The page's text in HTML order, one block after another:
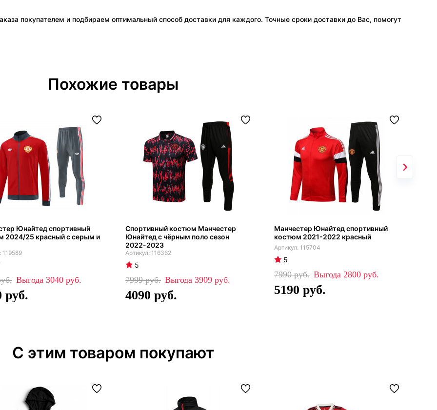
покупателем и подбираем оптимальный способ доставки для каждого. Точные сроки доставки до Вас, помогут
Похожие товары
Юнайтед спортивный
2024/25 красный с серым и
119589
3040
Спортивный костюм Манчестер
Юнайтед с чёрным поло сезон
2022-2023
116362
5
7999 3909
4090
Манчестер Юнайтед спортивный
костюм 2021-2022 красный
115704
5
7990 2800
5190
С этим товаром покупают